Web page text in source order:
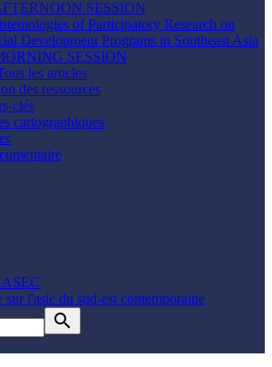
SESSION
of Participatory Research on
Development Programs in Southeast Asia
SESSION
les articles
des ressources
clés
cartographiques